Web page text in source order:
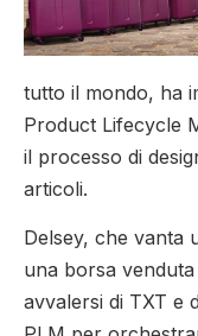
tutto il mondo, ha
Product Lifecycle
il processo di
articoli.
Delsey, che vanta
una borsa
avvalersi di TXT e